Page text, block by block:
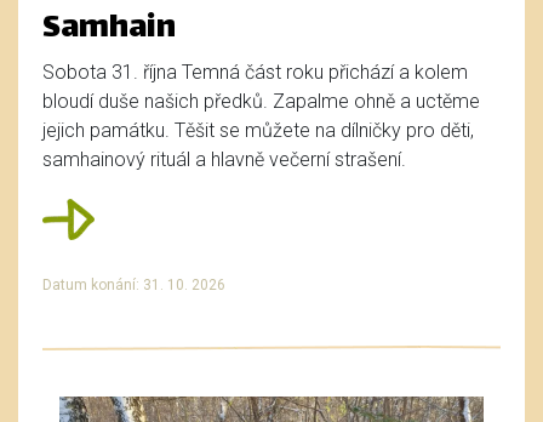
Samhain
Sobota 31. října Temná část roku přichází a kolem
bloudí duše našich předků. Zapalme ohně a uctěme
jejich památku. Těšit se můžete na dílničky pro děti,
samhainový rituál a hlavně večerní strašení.
Datum konání: 31. 10. 2026